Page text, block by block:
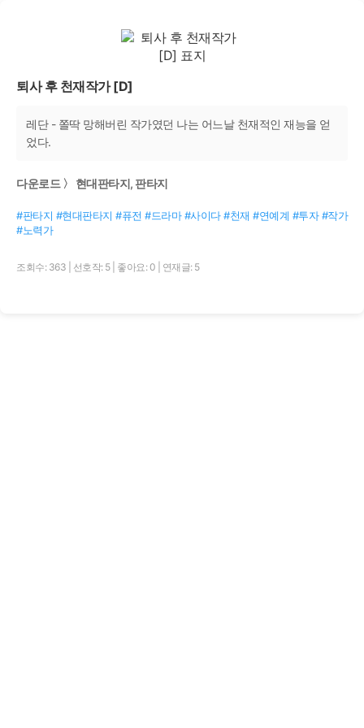
퇴사 후 천재작가 [D]
레단 - 쫄딱 망해버린 작가였던 나는 어느날 천재적인 재능을 얻
었다.
다운로드 〉 현대판타지, 판타지
#판타지 #현대판타지 #퓨전 #드라마 #사이다 #천재 #연예계 #투자 #작가
#노력가
조회수: 363 선호작: 5 좋아요: 0 연재글: 5